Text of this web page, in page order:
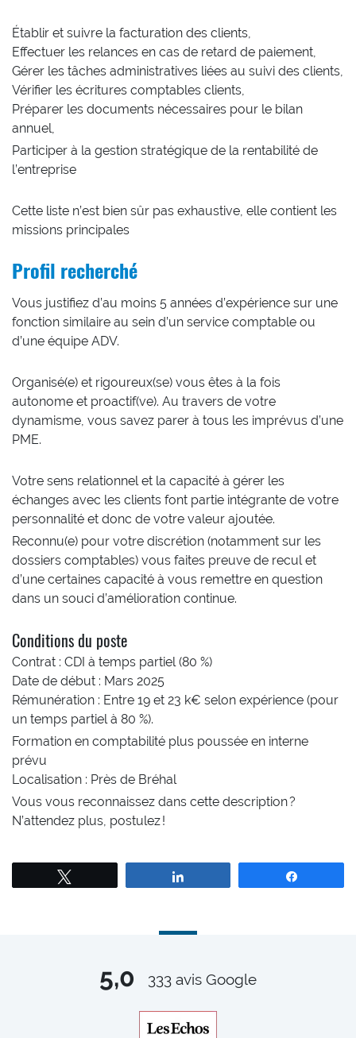
Établir et suivre la facturation des clients,
Effectuer les relances en cas de retard de paiement,
Gérer les tâches administratives liées au suivi des clients,
Vérifier les écritures comptables clients,
Préparer les documents nécessaires pour le bilan
annuel,
Participer à la gestion stratégique de la rentabilité de
l’entreprise
Cette liste n’est bien sûr pas exhaustive, elle contient les
missions principales
Profil recherché
Vous justifiez d’au moins 5 années d’expérience sur une
fonction similaire au sein d’un service comptable ou
d’une équipe ADV.
Organisé(e) et rigoureux(se) vous êtes à la fois
autonome et proactif(ve). Au travers de votre
dynamisme, vous savez parer à tous les imprévus d’une
PME.
Votre sens relationnel et la capacité à gérer les
échanges avec les clients font partie intégrante de votre
personnalité et donc de votre valeur ajoutée.
Reconnu(e) pour votre discrétion (notamment sur les
dossiers comptables) vous faites preuve de recul et
d’une certaines capacité à vous remettre en question
dans un souci d’amélioration continue.
Conditions du poste
Contrat : CDI à temps partiel (80 %)
Date de début : Mars 2025
Rémunération : Entre 19 et 23 k€ selon expérience (pour
un temps partiel à 80 %).
Formation en comptabilité plus poussée en interne
prévu
Localisation : Près de Bréhal
Vous vous reconnaissez dans cette description ?
N’attendez plus, postulez !
5,0 333 avis Google